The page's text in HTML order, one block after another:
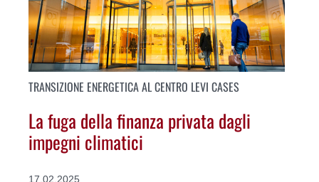
TRANSIZIONE ENERGETICA AL CENTRO LEVI CASES
La fuga della finanza privata dagli
impegni climatici
17.02.2025